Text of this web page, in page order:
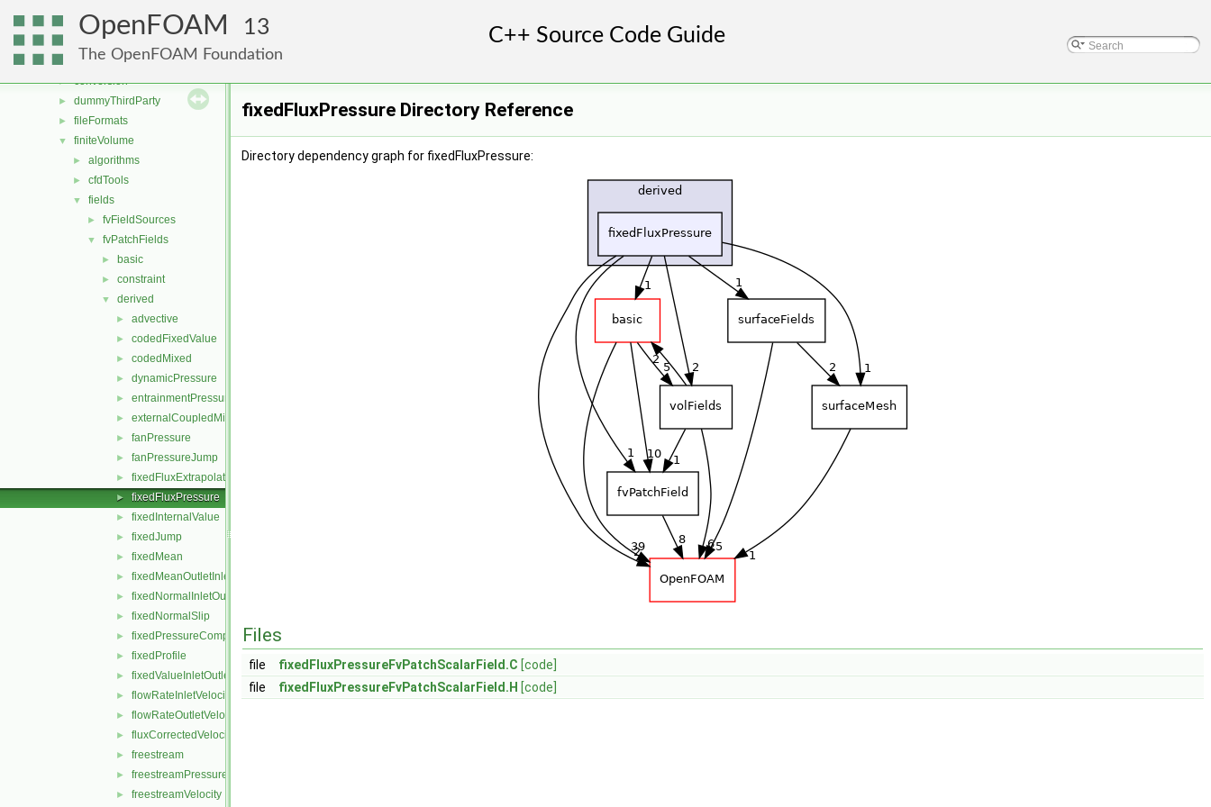
OpenFOAM 13
The OpenFOAM Foundation
atmosphericModels
combustionModels
► conversion
► dummyThirdParty
► fileFormats
▼ finiteVolume
► algorithms
► cfdTools
▼ fields
► fvFieldSources
▼ fvPatchFields
► basic
► constraint
▼ derived
► advective
► codedFixedValue
► codedMixed
► dynamicPressure
► entrainmentPressure
► externalCoupledMixed
► fanPressure
► fanPressureJump
► fixedFluxExtrapolatedPressure
► fixedFluxPressure
► fixedInternalValue
► fixedJump
► fixedMean
► fixedMeanOutletInlet
► fixedNormalInletOutletVelocity
► fixedNormalSlip
► fixedPressureCompressibleDensity
► fixedProfile
► fixedValueInletOutlet
► flowRateInletVelocity
► flowRateOutletVelocity
► fluxCorrectedVelocity
► freestream
► freestreamPressure
► freestreamVelocity
fixedFluxPressure Directory Reference
Directory dependency graph for fixedFluxPressure:
Files
file fixedFluxPressureFvPatchScalarField.C [code]
file
fixedFluxPressureFvPatchScalarField.H [code]